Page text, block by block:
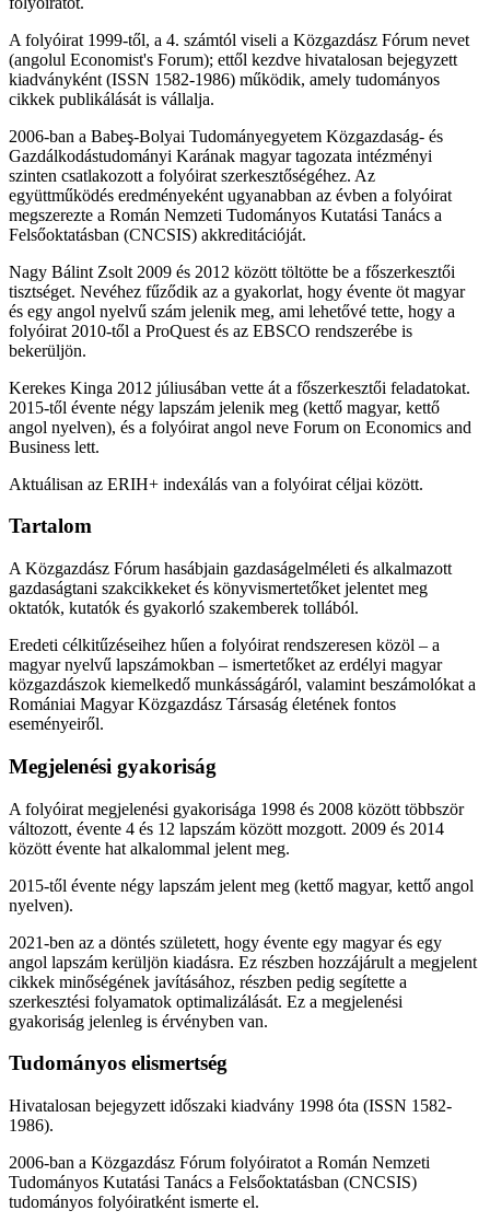
A folyóirat 1999-től, a 4. számtól viseli a Közgazdász Fórum nevet
(angolul Economist's Forum); ettől kezdve hivatalosan bejegyzett
kiadványként (ISSN 1582-1986) működik, amely tudományos
cikkek publikálását is vállalja.
2006-ban a Babeş-Bolyai Tudományegyetem Közgazdaság- és
Gazdálkodástudományi Karának magyar tagozata intézményi
szinten csatlakozott a folyóirat szerkesztőségéhez. Az
együttműködés eredményeként ugyanabban az évben a folyóirat
megszerezte a Román Nemzeti Tudományos Kutatási Tanács a
Felsőoktatásban (CNCSIS) akkreditációját.
Nagy Bálint Zsolt 2009 és 2012 között töltötte be a főszerkesztői
tisztséget. Nevéhez fűződik az a gyakorlat, hogy évente öt magyar
és egy angol nyelvű szám jelenik meg, ami lehetővé tette, hogy a
folyóirat 2010-től a ProQuest és az EBSCO rendszerébe is
bekerüljön.
Kerekes Kinga 2012 júliusában vette át a főszerkesztői feladatokat.
2015-től évente négy lapszám jelenik meg (kettő magyar, kettő
angol nyelven), és a folyóirat angol neve Forum on Economics and
Business lett.
Aktuálisan az ERIH+ indexálás van a folyóirat céljai között.
Tartalom
A Közgazdász Fórum hasábjain gazdaságelméleti és alkalmazott
gazdaságtani szakcikkeket és könyvismertetőket jelentet meg
oktatók, kutatók és gyakorló szakemberek tollából.
Eredeti célkitűzéseihez hűen a folyóirat rendszeresen közöl – a
magyar nyelvű lapszámokban – ismertetőket az erdélyi magyar
közgazdászok kiemelkedő munkásságáról, valamint beszámolókat a
Romániai Magyar Közgazdász Társaság életének fontos
eseményeiről.
Megjelenési gyakoriság
A folyóirat megjelenési gyakorisága 1998 és 2008 között többször
változott, évente 4 és 12 lapszám között mozgott. 2009 és 2014
között évente hat alkalommal jelent meg.
2015-től évente négy lapszám jelent meg (kettő magyar, kettő angol
nyelven).
2021-ben az a döntés született, hogy évente egy magyar és egy
angol lapszám kerüljön kiadásra. Ez részben hozzájárult a megjelent
cikkek minőségének javításához, részben pedig segítette a
szerkesztési folyamatok optimalizálását. Ez a megjelenési
gyakoriság jelenleg is érvényben van.
Tudományos elismertség
Hivatalosan bejegyzett időszaki kiadvány 1998 óta (ISSN 1582-
1986).
2006-ban a Közgazdász Fórum folyóiratot a Román Nemzeti
Tudományos Kutatási Tanács a Felsőoktatásban (CNCSIS)
tudományos folyóiratként ismerte el.